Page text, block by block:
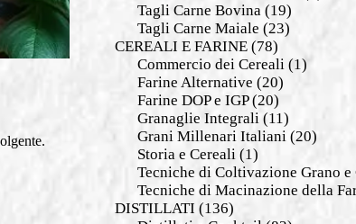
Tagli Carne Bovina (19)
Tagli Carne Maiale (23)
CEREALI E FARINE(78)
Commercio dei Cereali (1)
Farine Alternative (20)
Farine DOP e IGP(20)
Granaglie Integrali (11)
Grani Millenari Italiani (20)
Storia e Cereali (1)
Tecniche di Coltivazione Grano e
Tecniche di Macinazione della
DISTILLATI (136)